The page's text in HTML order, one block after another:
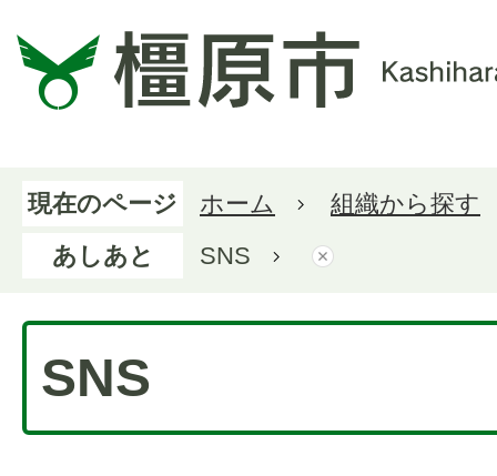
現在のページ ホーム
組織から探す
あしあと
SNS
SNS